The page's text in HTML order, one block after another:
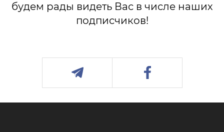
будем рады видеть Вас в числе наших
подписчиков!